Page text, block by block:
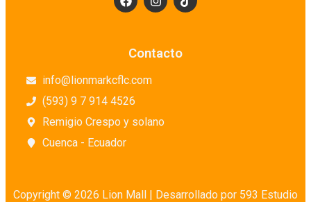
Contacto
info@lionmarkcflc.com
(593) 9 7 914 4526
Remigio Crespo y solano
Cuenca - Ecuador
Copyright © 2026 Lion Mall | Desarrollado por 593 Estudio